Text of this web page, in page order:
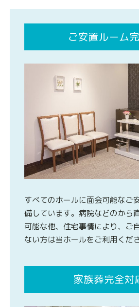
ご安置ルーム
すべてのホールに面会可能なご
備しています。病院などのから
可能な他、住宅事情により、ご
ない方は当ホールをご利用くださ
家族葬完全対